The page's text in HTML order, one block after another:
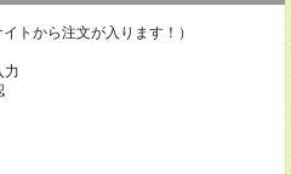
トから注文が入ります！）
力